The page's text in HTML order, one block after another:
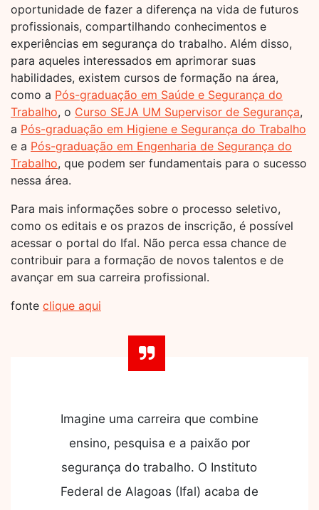
oportunidade de fazer a diferença na vida de futuros
profissionais, compartilhando conhecimentos e
experiências em segurança do trabalho. Além disso,
para aqueles interessados em aprimorar suas
habilidades, existem cursos de formação na área,
como a Pós-graduação em Saúde e Segurança do
Trabalho, o Curso SEJA UM Supervisor de Segurança,
a Pós-graduação em Higiene e Segurança do Trabalho
e a Pós-graduação em Engenharia de Segurança do
Trabalho, que podem ser fundamentais para o sucesso
nessa área.
Para mais informações sobre o processo seletivo,
como os editais e os prazos de inscrição, é possível
acessar o portal do Ifal. Não perca essa chance de
contribuir para a formação de novos talentos e de
avançar em sua carreira profissional.
fonte clique aqui
Imagine uma carreira que combine
ensino, pesquisa e a paixão por
segurança do trabalho. O Instituto
Federal de Alagoas (Ifal) acaba de